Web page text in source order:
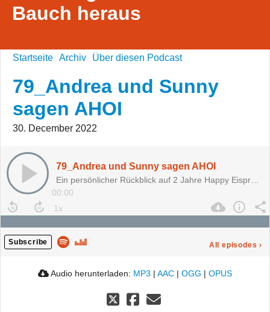
Bauch heraus
Startseite Archiv Über diesen Podcast
79_Andrea und Sunny
sagen AHOI
30. December 2022
79_Andrea und Sunny sagen AHOI
00:00
Subscribe All episodes ›
Audio herunterladen: MP3 | AAC | OGG | OPUS